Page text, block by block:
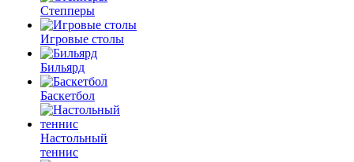
Степперы
Игровые столы
Бильярд
Баскетбол
Настольный
теннис